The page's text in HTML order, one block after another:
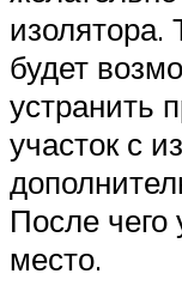
изолятора.
будет
устранить
участок с
После чего
место.